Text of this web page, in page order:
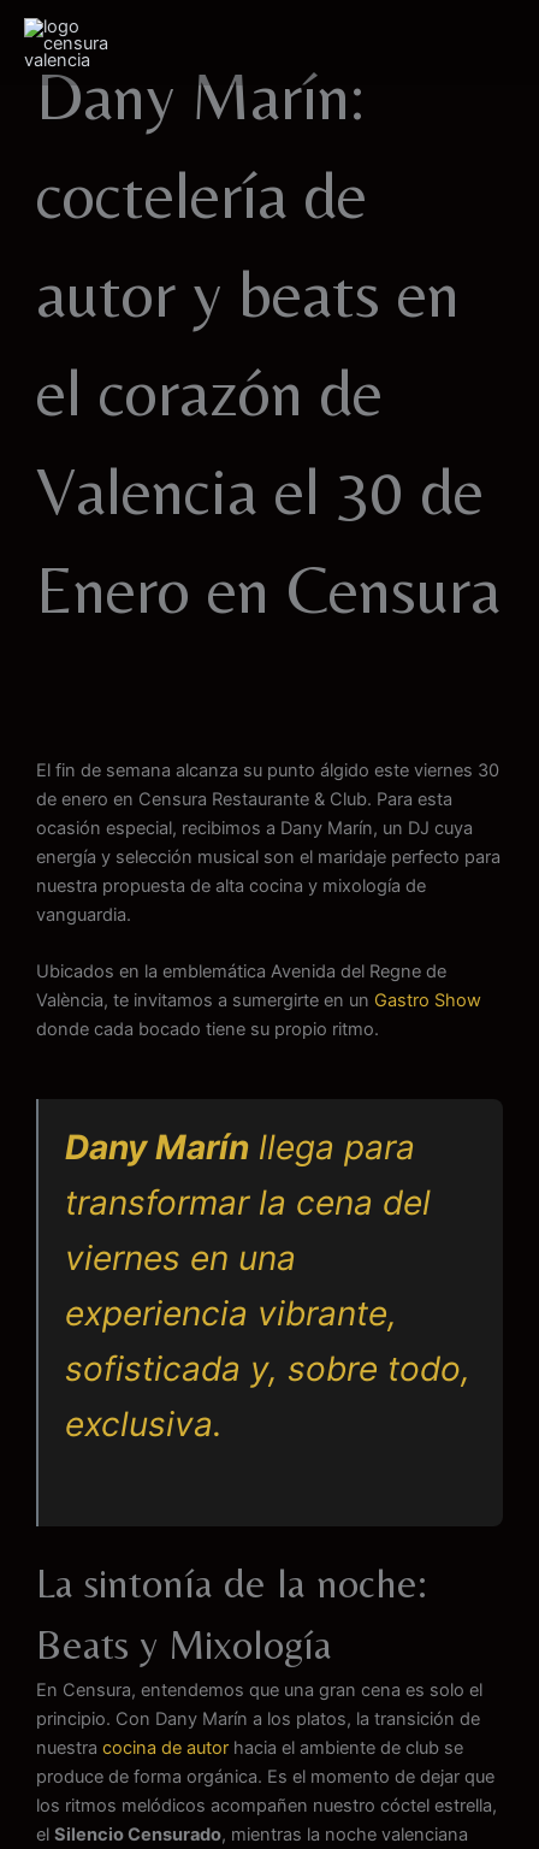
contenidoDany Marín:
coctelería de
autor y beats en
el corazón de
Valencia el 30 de
Enero en Censura
El fin de semana alcanza su punto álgido este viernes 30
de enero en Censura Restaurante & Club. Para esta
ocasión especial, recibimos a Dany Marín, un DJ cuya
energía y selección musical son el maridaje perfecto para
nuestra propuesta de alta cocina y mixología de
vanguardia.
Ubicados en la emblemática Avenida del Regne de
València, te invitamos a sumergirte en un Gastro Show
donde cada bocado tiene su propio ritmo.
Dany Marínllega para
transformar la cena del
viernes en una
experiencia vibrante,
sofisticada y, sobre todo,
exclusiva.
La sintonía de la noche:
Beats y Mixología
En Censura, entendemos que una gran cena es solo el
principio. Con Dany Marín a los platos, la transición de
nuestra cocina de autor hacia el ambiente de club se
produce de forma orgánica. Es el momento de dejar que
los ritmos melódicos acompañen nuestro cóctel estrella,
el Silencio Censurado, mientras la noche valenciana